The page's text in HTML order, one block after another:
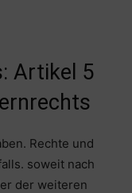
Artikel 5
Rechte und
soweit nach
der weiteren